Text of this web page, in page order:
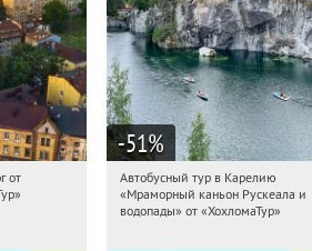
Купили:
от
-51%
15:12:45 Купили:
Сенная площадь
Автобусный тур в Карелию
«Мраморный каньон Рускеала и
водопады» от «ХохломаТур»